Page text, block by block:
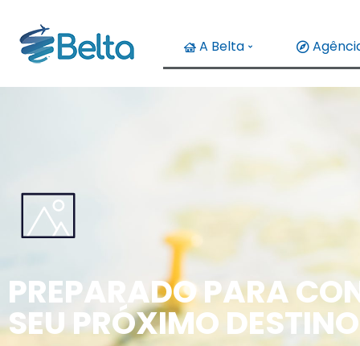
A Belta
PREPARADO PARA
SEU PRÓXIMO